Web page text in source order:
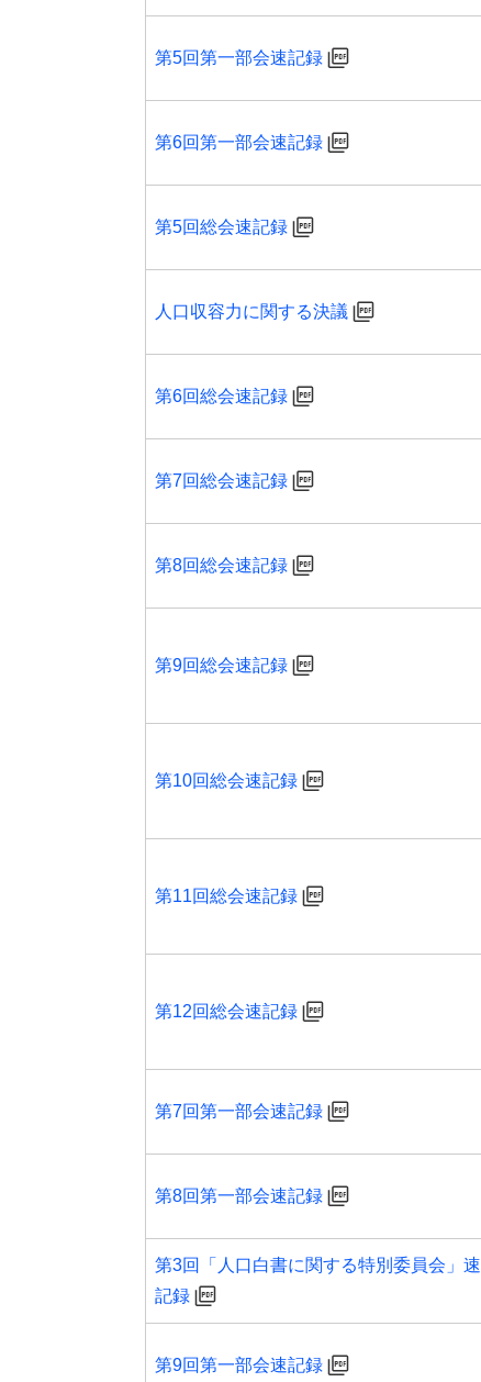
第5回第一部会速記録
第6回第一部会速記録
第5回総会速記録
人口収容力に関する決議
第6回総会速記録
第7回総会速記録
第8回総会速記録
第9回総会速記録
第10回総会速記録
第11回総会速記録
第12回総会速記録
第7回第一部会速記録
第8回第一部会速記録
第3回「人口白書に関する特別委員会」速
記録
第9回第一部会速記録